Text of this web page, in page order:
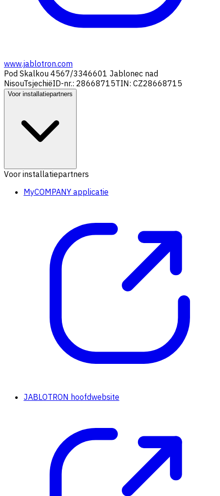
www.jablotron.com
Pod Skalkou 4567/3346601 Jablonec nad
NisouTsjechiëID-nr.: 28668715TIN: CZ28668715
Voor installatiepartners
Voor installatiepartners
MyCOMPANY applicatie
JABLOTRON hoofdwebsite